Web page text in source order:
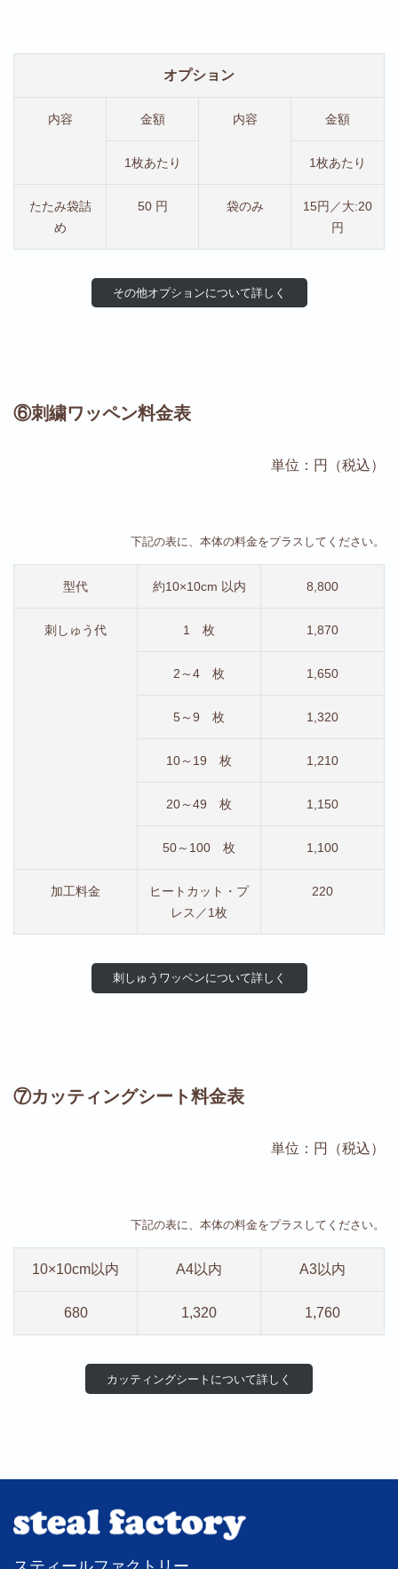
オプション
内容 金額 内容 金額
1枚あたり 1枚あたり
たたみ袋詰
め
50 円 袋のみ
15円／大:20
円
その他オプションについて詳しく
⑥刺繍ワッペン料金表
単位：円（税込）
下記の表に、本体の料金をプラスしてください。
型代 約10×10cm 以内 8,800
刺しゅう代 1 枚 1,870
2～4 枚 1,650
5～9 枚 1,320
10～19 枚 1,210
20～49 枚 1,150
50～100 枚 1,100
加工料金
ヒートカット・プ
レス／1枚
220
刺しゅうワッペンについて詳しく
⑦カッティングシート料金表
単位：円（税込）
下記の表に、本体の料金をプラスしてください。
10×10cm以内 A4以内 A3以内
680 1,320 1,760
カッティングシートについて詳し く